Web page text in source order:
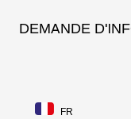
DEMANDE
FR